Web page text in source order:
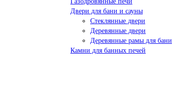
Двери для бани и сауны
Стеклянные двери
Деревянные двери
Деревянные рамы для бани
Камни для банных печей